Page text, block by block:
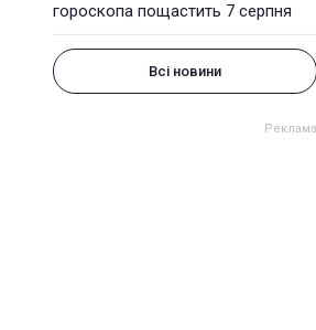
гороскопа пощастить 7 серпня
Всі новини